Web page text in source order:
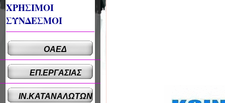
ΧΡΗΣΙΜΟΙ
ΣΥΝΔΕΣΜΟΙ
ΟΑΕΔ
ΕΠ.ΕΡΓΑΣΙΑΣ
ΙΝ.ΚΑΤΑΝΑΛΩΤΩΝ